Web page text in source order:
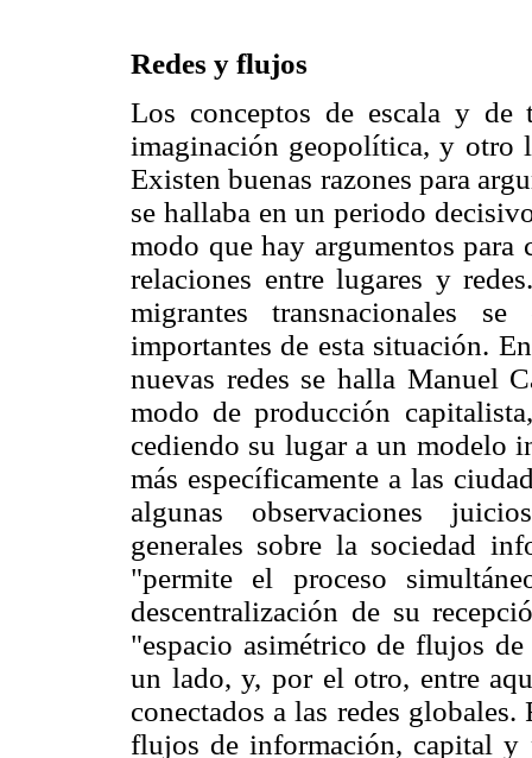
Redes y flujos
Los conceptos de escala y
imaginación geopolítica, y otro
Existen buenas razones para
se hallaba en un periodo
modo que hay argumentos para
relaciones entre lugares y
migrantes transnacionales
importantes de esta situación.
nuevas redes se halla Manuel
modo de producción
cediendo su lugar a un modelo
más específicamente a las
algunas observaciones
generales sobre la sociedad
"permite el proceso
descentralización de su
"espacio asimétrico de flujos
un lado, y, por el otro, entre
conectados a las redes
flujos de información, capital y